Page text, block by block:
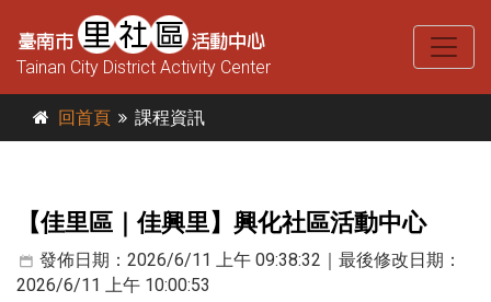
Tainan City District Activity Center
回首頁 課程資訊
【佳里區｜佳興里】興化社區活動中心
發佈日期：2026/6/11 上午 09:38:32｜最後修改日期：
2026/6/11 上午 10:00:53